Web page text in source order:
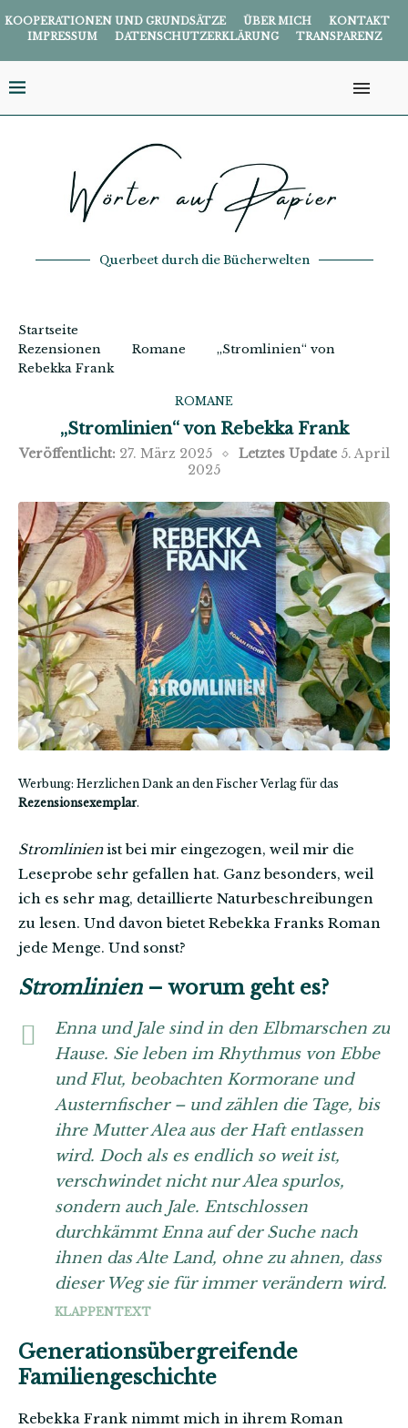
KOOPERATIONEN UND GRUNDSÄTZE ÜBER MICH
KONTAKT
IMPRESSUM
DATENSCHUTZERKLÄRUNG TRANSPARENZ
Querbeet durch die Bücherwelten
Startseite
Rezensionen
Romane
„Stromlinien“ von
Rebekka Frank
ROMANE
„Stromlinien“ von Rebekka Frank
Veröffentlicht: 27. März 2025 Letztes Update 5. April
2025
Werbung: Herzlichen Dank an den Fischer Verlag für das
Rezensionsexemplar.
Stromlinienist bei mir eingezogen, weil mir die
Leseprobe sehr gefallen hat. Ganz besonders, weil
ich es sehr mag, detaillierte Naturbeschreibungen
zu lesen. Und davon bietet Rebekka Franks Roman
jede Menge. Und sonst?
Stromlinien– worum geht es?
Enna und Jale sind in den Elbmarschen zu
Hause. Sie leben im Rhythmus von Ebbe
und Flut, beobachten Kormorane und
Austernfischer – und zählen die Tage, bis
ihre Mutter Alea aus der Haft entlassen
wird. Doch als es endlich so weit ist,
verschwindet nicht nur Alea spurlos,
sondern auch Jale. Entschlossen
durchkämmt Enna auf der Suche nach
ihnen das Alte Land, ohne zu ahnen, dass
dieser Weg sie für immer verändern wird.
KLAPPENTEXT
Generationsübergreifende
Familiengeschichte
Rebekka Frank nimmt mich in ihrem Roman